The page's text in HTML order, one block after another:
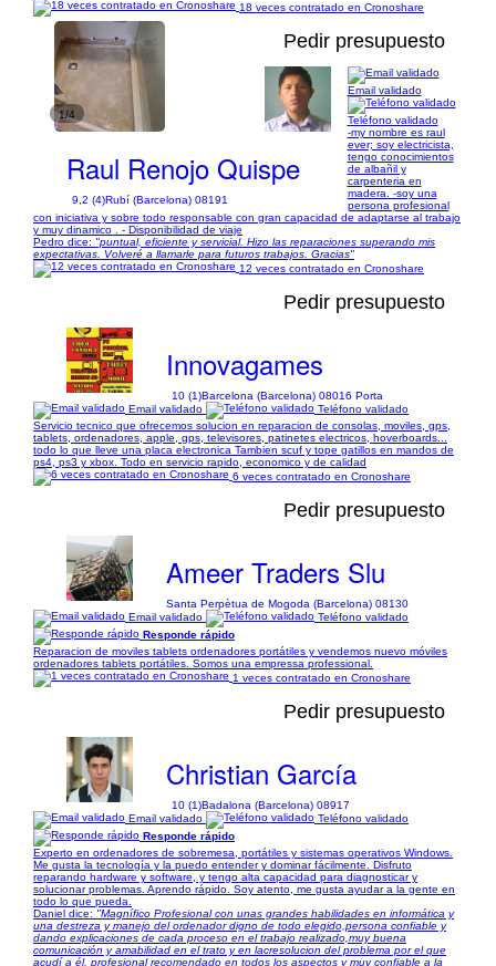
18 veces contratado en Cronoshare
1/4
Pedir presupuesto
Raul Renojo Quispe
9,2 (4)Rubí (Barcelona) 08191
Email validado
Teléfono validado
-my nombre es raul
ever; soy electricista,
tengo conocimientos
de albañil y
carpenteria en
madera. -soy una
persona profesional
con iniciativa y sobre todo responsable con gran capacidad de adaptarse al trabajo
y muy dinamico . - Disponibilidad de viaje
Pedro dice: "puntual, eficiente y servicial. Hizo las reparaciones superando mis
expectativas. Volveré a llamarle para futuros trabajos. Gracias"
12 veces contratado en Cronoshare
Pedir presupuesto
Innovagames
10 (1)Barcelona (Barcelona) 08016 Porta
Email validado
Teléfono validado
Servicio tecnico que ofrecemos solucion en reparacion de consolas, moviles, gps,
tablets, ordenadores, apple, gps, televisores, patinetes electricos, hoverboards...
todo lo que lleve una placa electronica Tambien scuf y tope gatillos en mandos de
ps4, ps3 y xbox. Todo en servicio rapido, economico y de calidad
6 veces contratado en Cronoshare
Pedir presupuesto
Ameer Traders Slu
Santa Perpètua de Mogoda (Barcelona) 08130
Email validado
Teléfono validado
Responde rápido
Reparacion de moviles tablets ordenadores portátiles y vendemos nuevo móviles
ordenadores tablets portátiles. Somos una empressa professional.
1 veces contratado en Cronoshare
Pedir presupuesto
Christian García
10 (1)Badalona (Barcelona) 08917
Email validado
Teléfono validado
Responde rápido
Experto en ordenadores de sobremesa, portátiles y sistemas operativos Windows.
Me gusta la tecnología y la puedo entender y dominar fácilmente. Disfruto
reparando hardware y software, y tengo alta capacidad para diagnosticar y
solucionar problemas. Aprendo rápido. Soy atento, me gusta ayudar a la gente en
todo lo que pueda.
Daniel dice: "Magnífico Profesional con unas grandes habilidades en informática y
una destreza y manejo del ordenador digno de todo elegido,persona confiable y
dando explicaciones de cada proceso en el trabajo realizado,muy buena
comunicación y amabilidad en el trato y en lacresolucion del problema por el que
acudí a él, profesional recomendado en todos los aspectos y muy confiable a la